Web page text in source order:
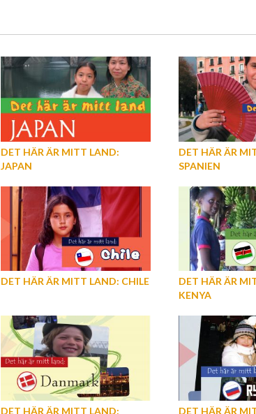
DET HÄR ÄR MITT LAND:
JAPAN
DET HÄR ÄR
SPANIEN
DET HÄR ÄR MITT LAND: CHILE
DET HÄR ÄR
KENYA
DET HÄR ÄR MITT LAND:
DET HÄR ÄR